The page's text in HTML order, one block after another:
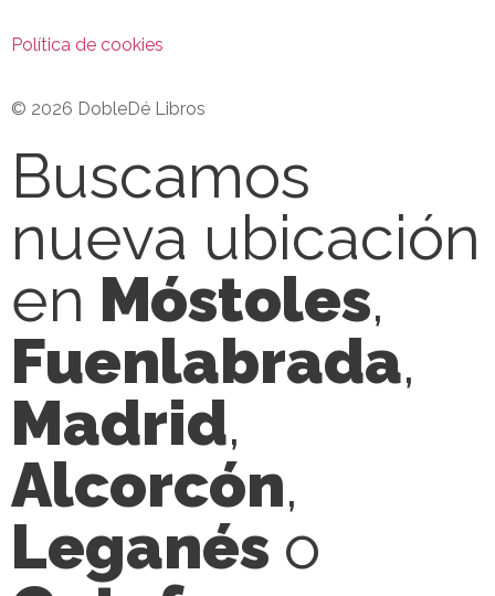
Política de cookies
© 2026 DobleDé Libros
Buscamos
nueva ubicación
en Móstoles,
Fuenlabrada,
Madrid,
Alcorcón,
Leganés o